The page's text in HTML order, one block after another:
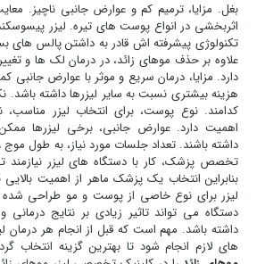
بغل. مزایا، ترمیم کم و عوارض جانبی ناچیز.
اثربخشی در انواع پوست های تیره. لیزر
تکنولوژی پیشرفته اش قادر به داشتن پالس های
علاوه بر حذف موهای زائد، در درمان لک ها و
دارد. مزایا، درمان سریع و موثر با عوارض
هزینه بیشتری نسبت به سایر لیزرها داشته باشد.
کدامند. نوع پوست، برای انتخاب لیزر
اهمیت دارد. عوارض جانبی، برخی لیزرها
داشته باشند. تعداد جلسات مورد نیاز، به طول
تخصص پزشک، کار با دستگاه های لیزر
بنابراین انتخاب یک پزشک ماهر از اهمیت
لیزر برای نوع خاصی از پوست و مو طراحی
دستگاه می تواند تاثیر زیادی بر نتایج
داشته باشد. مهم است که قبل از انجام هر درمان
های لازم انجام شود تا بهترین گزینه انتخاب